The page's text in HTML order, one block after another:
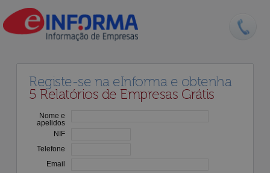
Registe-se na eInforma e obtenha
5 Relatórios de Empresas Grátis
Nome e
apelidos
NIF
Telefone
Email